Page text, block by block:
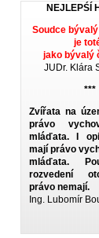
NEJLEPŚÍ
Soudce
je
jako bývalý
JUDr. Klára
***
Zvířata na
právo
mláďata. I
mají právo
mláďata.
rozvedení
právo nemají.
Ing. Lubomír